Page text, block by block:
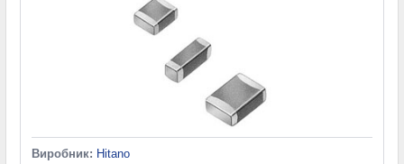
Виробник: Hitano